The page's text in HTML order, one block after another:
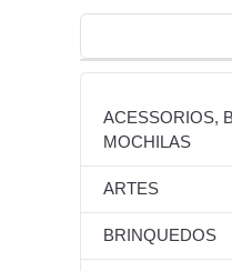
ACESSORIOS,
MOCHILAS
ARTES
BRINQUEDOS